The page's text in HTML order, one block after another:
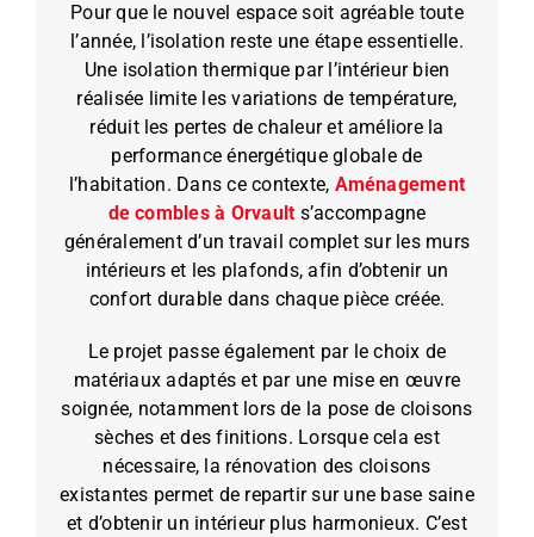
Pour que le nouvel espace soit agréable toute
l’année, l’isolation reste une étape essentielle.
Une isolation thermique par l’intérieur bien
réalisée limite les variations de température,
réduit les pertes de chaleur et améliore la
performance énergétique globale de
l’habitation. Dans ce contexte, Aménagement
de combles à Orvault s’accompagne
généralement d’un travail complet sur les murs
intérieurs et les plafonds, afin d’obtenir un
confort durable dans chaque pièce créée.
Le projet passe également par le choix de
matériaux adaptés et par une mise en œuvre
soignée, notamment lors de la pose de cloisons
sèches et des finitions. Lorsque cela est
nécessaire, la rénovation des cloisons
existantes permet de repartir sur une base saine
et d’obtenir un intérieur plus harmonieux. C’est